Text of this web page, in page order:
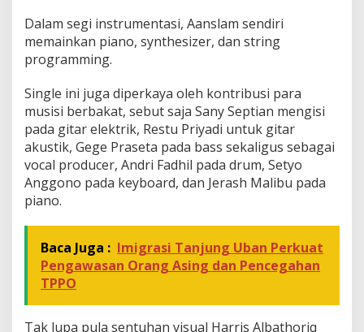
Dalam segi instrumentasi, Aanslam sendiri
memainkan piano, synthesizer, dan string
programming.
Single ini juga diperkaya oleh kontribusi para
musisi berbakat, sebut saja Sany Septian mengisi
pada gitar elektrik, Restu Priyadi untuk gitar
akustik, Gege Praseta pada bass sekaligus sebagai
vocal producer, Andri Fadhil pada drum, Setyo
Anggono pada keyboard, dan Jerash Malibu pada
piano.
Baca Juga : Imigrasi Tanjung Uban Perkuat
Pengawasan Orang Asing dan Pencegahan
TPPO
Tak lupa pula sentuhan visual Harris Albathoriq